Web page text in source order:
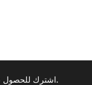
اشترك للحصول على آخر الأخبار. ابقَ على اطلاع بأحدث التوجهات.